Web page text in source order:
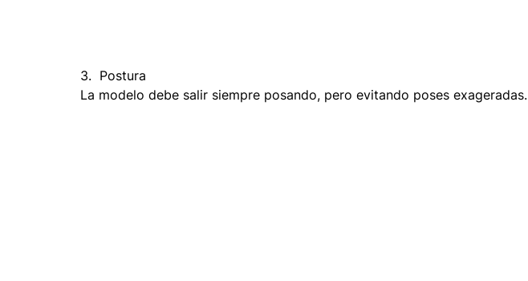
3.  Postura
La modelo debe salir siempre posando, pero evitando poses exageradas.